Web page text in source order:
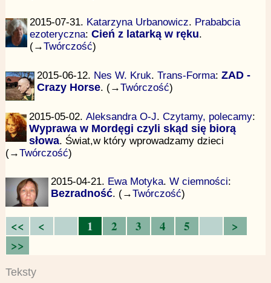
2015-07-31. Katarzyna Urbanowicz. Prababcia
ezoteryczna:Cień z latarką w ręku.
(→Twórczość)
2015-06-12. Nes W. Kruk. Trans-Forma: ZAD -
Crazy Horse. (→Twórczość)
2015-05-02.Aleksandra O-J.Czytamy, polecamy:
Wyprawa w Mordęgi czyli skąd się biorą
słowa. Świat,w który wprowadzamy dzieci
(→Twórczość)
2015-04-21. Ewa Motyka.W ciemności:
Bezradność. (→Twórczość)
<< < 1 2 3 4 5
>
>>
Teksty